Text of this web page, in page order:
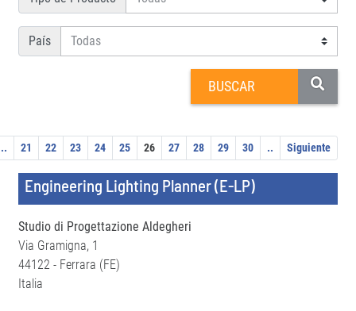
País
.. 21 22 23 24 25 26 27 28 29 30 .. Siguiente
Engineering Lighting Planner (E-LP)
Studio di Progettazione Aldegheri
Via Gramigna, 1
44122 - Ferrara (FE)
Italia